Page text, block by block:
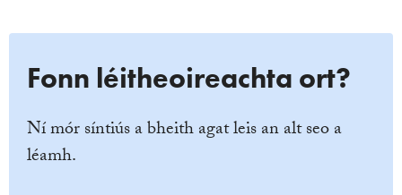
Fonn léitheoireachta ort?
Ní mór síntiús a bheith agat leis an alt seo a
léamh.